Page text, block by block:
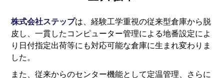
プライバシーポリシー
サイトマップ
株式会社ステップは、経験工学重視の従来型倉庫から脱
皮し、一貫したコンピューター管理による地番設定によ
り日付指定出荷等にも対応可能な倉庫に生まれ変わりま
した。
また、従来からのセンター機能として定温管理、さらに